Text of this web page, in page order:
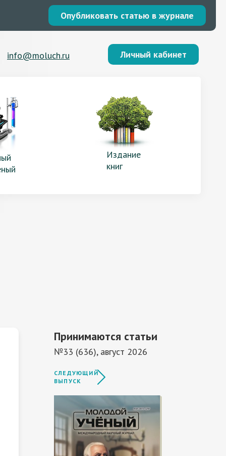
Опубликовать статью в журнале
info@moluch.ru Личный кабинет
Издание
книг
Принимаются статьи
№33 (636), август 2026
СЛЕДУЮЩИЙ
ВЫПУСК